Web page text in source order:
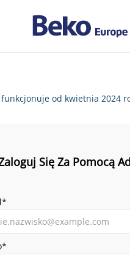
od kwietnia 2024
Się Za Pomocą